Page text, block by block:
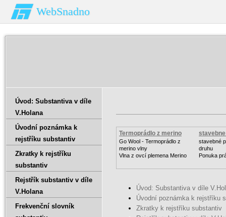
WebSnadno
Termoprádlo z merino
vlny
Go Wool - Termoprádlo z
merino vlny
Vlna z ovcí plemena Merino
stavebné
druhu
Ponuka
Úvod: Substantiva v díle
Úvodní poznámka k rejstříku
Zkratky k rejstříku substantiv
Úvod: Substantiva v díle
V.Holana
Úvodní poznámka k
rejstříku substantiv
Zkratky k rejstříku
substantiv
Rejstřík substantiv v díle
V.Holana
Frekvenční slovník